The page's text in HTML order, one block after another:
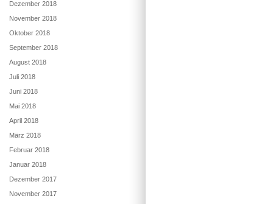
Dezember 2018
November 2018
Oktober 2018
September 2018
August 2018
Juli 2018
Juni 2018
Mai 2018
April 2018
März 2018
Februar 2018
Januar 2018
Dezember 2017
November 2017